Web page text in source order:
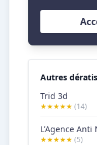
Autres
Trid 3d
★★★★★ (14)
★★★★★ (5)